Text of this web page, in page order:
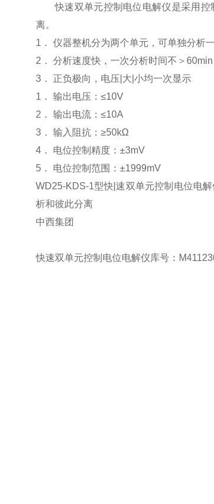
快速双单元控制电位电解仪是采用控
离。
1． 仪器整机分为两个单元，可单独分析
2． 分析速度快，一次分析时间不＞
3． 正负极向，电压|大|小均一次显示
1． 输出电压：≤10V
2． 输出电流：≤10A
3． 输入阻抗：≥50kΩ
4． 电位控制精度：±3mV
5． 电位控制范围：±1999mV
WD25-KDS-1型快|速双单元控制电位电
析和彼此分离
中西集团
快速双单元控制电位电解仪库号：